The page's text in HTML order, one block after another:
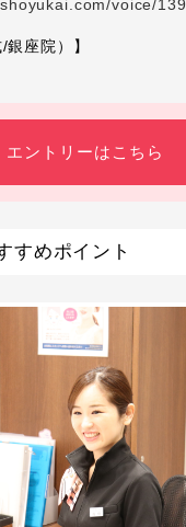
voice/139
銀座院）】
エントリーはこちら
めポイント